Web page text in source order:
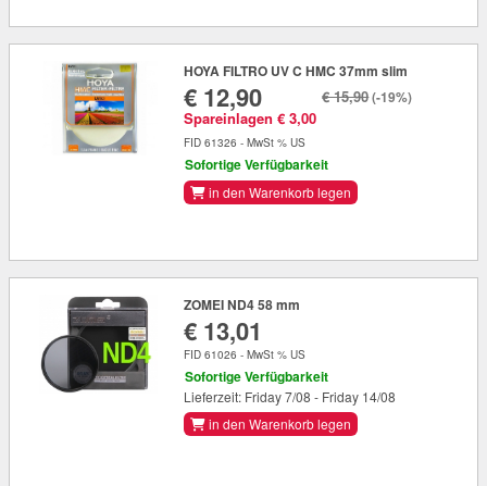
HOYA FILTRO UV C HMC 37mm slim
€ 12,90
Spareinlagen € 3,00
€ 15,90(-19%)
FID 61326 - MwSt % US
Sofortige Verfügbarkeit
in den Warenkorb legen
ZOMEI ND4 58 mm
€ 13,01
FID 61026 - MwSt % US
Sofortige Verfügbarkeit
Lieferzeit: Friday 7/08 - Friday 14/08
in den Warenkorb legen